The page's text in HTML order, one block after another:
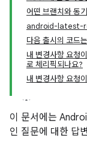
어떤 브랜치와 동
android-latest-
다음 출시의 코드
내 변경사항 요
로 체리픽되나요?
내 변경사항 요청
이 문서에는
인 질문에 대한 답